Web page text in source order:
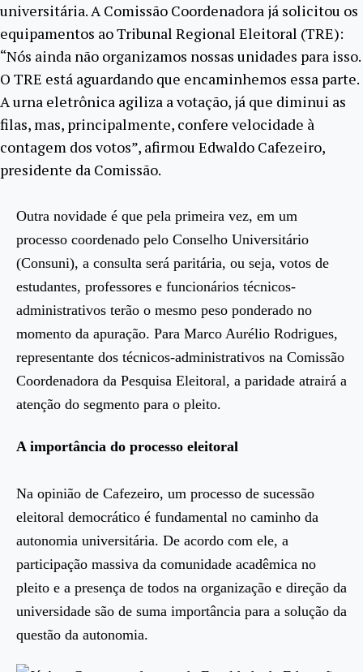
universitária. A Comissão Coordenadora já solicitou os
equipamentos ao Tribunal Regional Eleitoral (TRE):
“Nós ainda não organizamos nossas unidades para isso.
O TRE está aguardando que encaminhemos essa parte.
A urna eletrônica agiliza a votação, já que diminui as
filas, mas, principalmente, confere velocidade à
contagem dos votos”, afirmou Edwaldo Cafezeiro,
presidente da Comissão.
Outra novidade é que pela primeira vez, em um
processo coordenado pelo Conselho Universitário
(Consuni), a consulta será paritária, ou seja, votos de
estudantes, professores e funcionários técnicos-
administrativos terão o mesmo peso ponderado no
momento da apuração. Para Marco Aurélio Rodrigues,
representante dos técnicos-administrativos na Comissão
Coordenadora da Pesquisa Eleitoral, a paridade atrairá a
atenção do segmento para o pleito.
A importância do processo eleitoral
Na opinião de Cafezeiro, um processo de sucessão
eleitoral democrático é fundamental no caminho da
autonomia universitária. De acordo com ele, a
participação massiva da comunidade acadêmica no
pleito e a presença de todos na organização e direção da
universidade são de suma importância para a solução da
questão da autonomia.